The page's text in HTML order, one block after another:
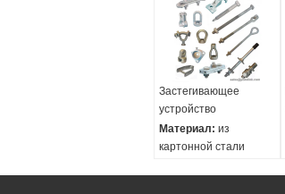
Застегивающее
устройство
Материал: из
картонной стали